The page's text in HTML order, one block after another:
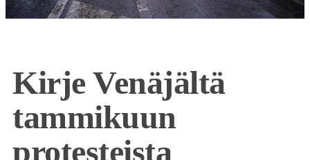
Kirje Venäjältä
tammikuun
protesteista